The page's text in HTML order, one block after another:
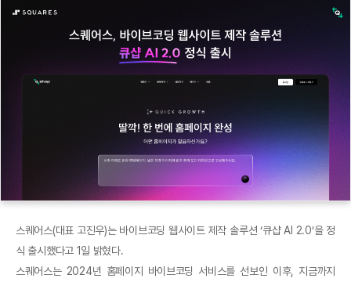
스퀘어스(대표 고진우)는 바이브코딩 웹사이트 제작 솔루션 ‘큐샵 AI 2.0’을 정
식 출시했다고 1일 밝혔다.
스퀘어스는 2024년 홈페이지 바이브코딩 서비스를 선보인 이후, 지금까지